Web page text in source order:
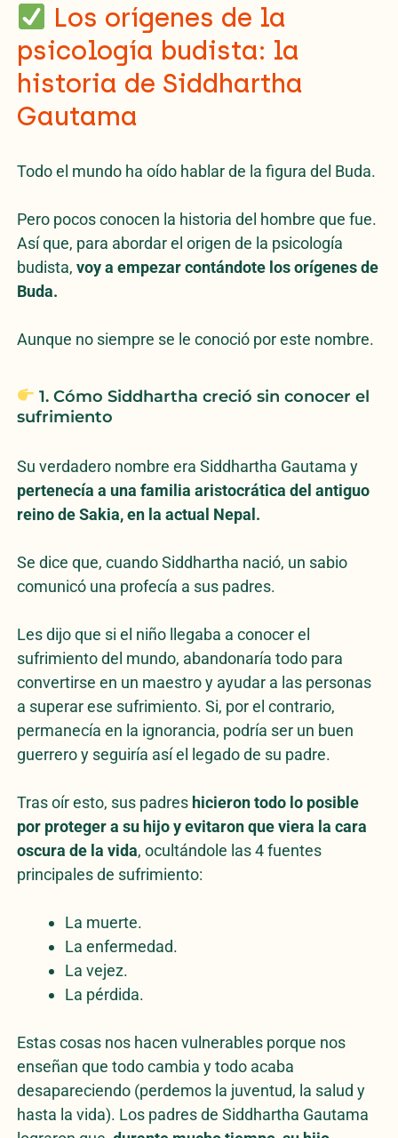
Los orígenes de la
psicología budista: la
historia de Siddhartha
Gautama
Todo el mundo ha oído hablar de la figura del Buda.
Pero pocos conocen la historia del hombre que fue.
Así que, para abordar el origen de la psicología
budista, voy a empezar contándote los orígenes de
Buda.
Aunque no siempre se le conoció por este nombre.
1. Cómo Siddhartha creció sin conocer el
sufrimiento
Su verdadero nombre era Siddhartha Gautama y
pertenecía a una familia aristocrática del antiguo
reino de Sakia, en la actual Nepal.
Se dice que, cuando Siddhartha nació, un sabio
comunicó una profecía a sus padres.
Les dijo que si el niño llegaba a conocer el
sufrimiento del mundo, abandonaría todo para
convertirse en un maestro y ayudar a las personas
a superar ese sufrimiento. Si, por el contrario,
permanecía en la ignorancia, podría ser un buen
guerrero y seguiría así el legado de su padre.
Tras oír esto, sus padres hicieron todo lo posible
por proteger a su hijo y evitaron que viera la cara
oscura de la vida, ocultándole las 4 fuentes
principales de sufrimiento:
La muerte.
La enfermedad.
La vejez.
La pérdida.
Estas cosas nos hacen vulnerables porque nos
enseñan que todo cambia y todo acaba
desapareciendo (perdemos la juventud, la salud y
hasta la vida). Los padres de Siddhartha Gautama